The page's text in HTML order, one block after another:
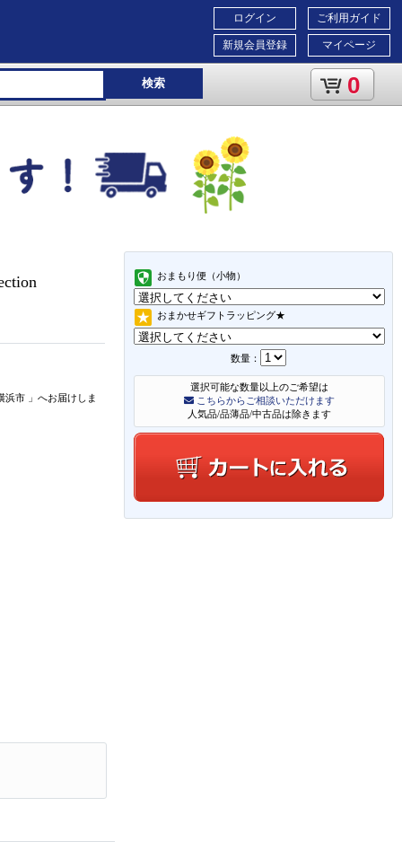
ご利用ガイド
マイページ
ログイン
新規会員登録
検索 0
おまもり便（小物）
おまかせギフトラッピング★
数量：
選択可能な数量以上のご希望は
こちらからご相談いただけます
人気品/品薄品/中古品は除きます
浜市 」 へお届けしま